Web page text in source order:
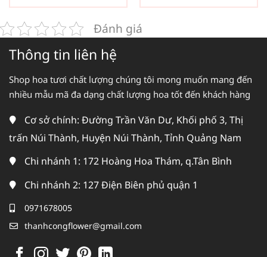
Đánh giá
Thông tin liên hệ
Shop hoa tươi chất lượng chúng tôi mong muốn mang đến
nhiều mẫu mã đa dạng chất lượng hoa tốt đến khách hàng
Cơ sở chính: Đường Trần Văn Dư, Khối phố 3, Thị
trấn Núi Thành, Huyện Núi Thành, Tỉnh Quảng Nam
Chi nhánh 1: 172 Hoàng Hoa Thám, q.Tân Bình
Chi nhánh 2: 127 Điện Biên phủ quận 1
0971678005
thanhcongflower@gmail.com